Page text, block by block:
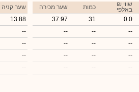
₪ שווי
באלפי כמות
שער מכירה
0.0
31
37.97
--
--
--
--
--
--
--
--
--
--
--
--
שער קניה
13.88
--
--
--
--